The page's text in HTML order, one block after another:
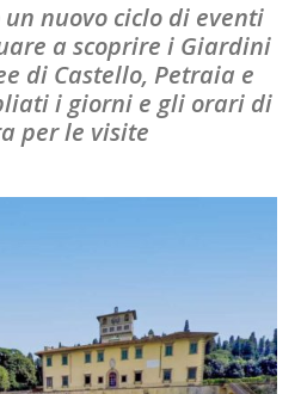
nuovo ciclo di eventi
a scoprire i Giardini
di Castello, Petraia e
i giorni e gli orari di
per le visite